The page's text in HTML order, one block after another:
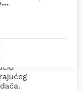
za moju
me je Miloš
istražio i